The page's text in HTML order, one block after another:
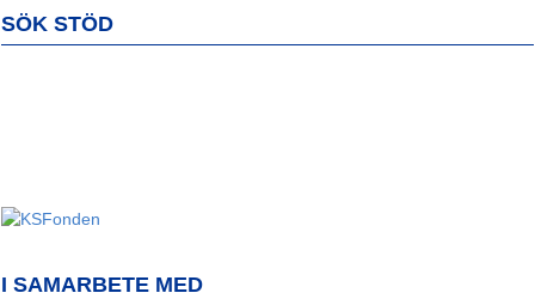
SÖK STÖD
I SAMARBETE MED